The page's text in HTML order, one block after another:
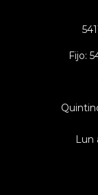
Fijo:
Lun